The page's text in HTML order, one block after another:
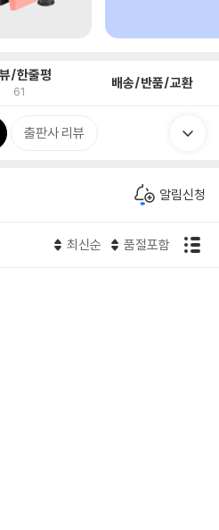
/한줄평
61 배송/반품/교환
출판사 리뷰
알림신청
최신순 품절포함